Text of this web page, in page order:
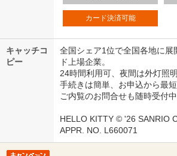
カード決済可能
キャッチコ
ピー
全国シェア1位で全国各地に展
ド上場企業。
24時間利用可、夜間は外灯照明
手続きは簡単、お申込から最
ご内覧のお問合せも随時受付中
HELLO KITTY © '26 SANRIO
APPR. NO. L660071